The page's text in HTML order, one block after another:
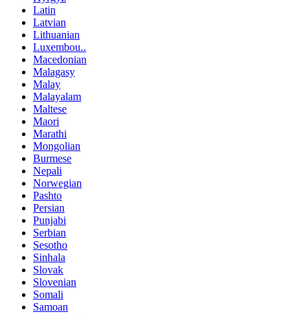
Latin
Latvian
Lithuanian
Luxembou..
Macedonian
Malagasy
Malay
Malayalam
Maltese
Maori
Marathi
Mongolian
Burmese
Nepali
Norwegian
Pashto
Persian
Punjabi
Serbian
Sesotho
Sinhala
Slovak
Slovenian
Somali
Samoan